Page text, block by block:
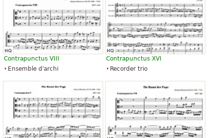
Contrapunctus VIII
Ensemble d'archi
Contrapunctus XVI
Recorder trio